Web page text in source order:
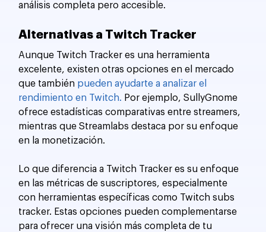
análisis completa pero accesible.
Alternativas a Twitch Tracker
Aunque Twitch Tracker es una herramienta
excelente, existen otras opciones en el mercado
que también pueden ayudarte a analizar el
rendimiento en Twitch. Por ejemplo, SullyGnome
ofrece estadísticas comparativas entre streamers,
mientras que Streamlabs destaca por su enfoque
en la monetización.
Lo que diferencia a Twitch Tracker es su enfoque
en las métricas de suscriptores, especialmente
con herramientas específicas como Twitch subs
tracker. Estas opciones pueden complementarse
para ofrecer una visión más completa de tu